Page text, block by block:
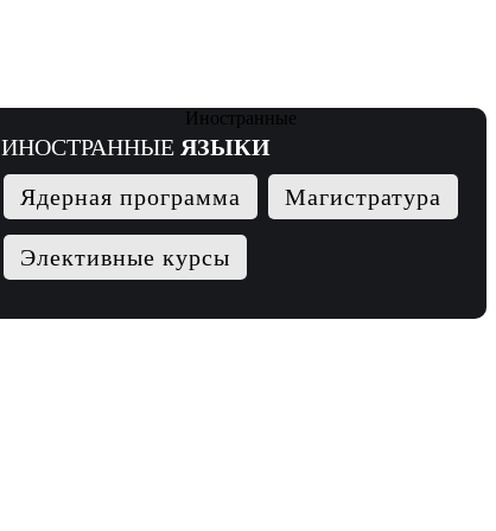
ИНОСТРАННЫЕ ЯЗЫКИ
Ядерная программа
Магистратура
Элективные курсы